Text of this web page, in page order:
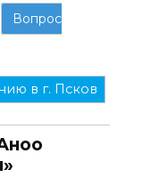
Вопрос
в г. Псков